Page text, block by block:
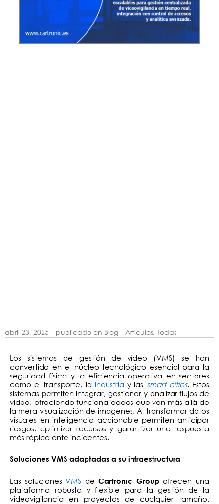
abril 23, 2025 - publicado en Blog - Artículos, Todas
Los sistemas de gestión de vídeo (VMS) se han
convertido en el núcleo tecnológico esencial para la
seguridad física y la eficiencia operativa en sectores
como el transporte, la industria y las smart cities. Estos
sistemas permiten integrar, gestionar y analizar flujos de
vídeo, ofreciendo funcionalidades que van más allá de
la mera visualización de imágenes. Al transformar datos
visuales en inteligencia accionable permiten anticipar
riesgos, optimizar recursos y garantizar una respuesta
más rápida ante incidentes.
Soluciones VMS adaptadas a su infraestructura
Las solucionesVMS deCartronic Groupofrecen una
plataforma robusta y flexible para la gestión de la
videovigilancia en proyectos de cualquier tamaño.